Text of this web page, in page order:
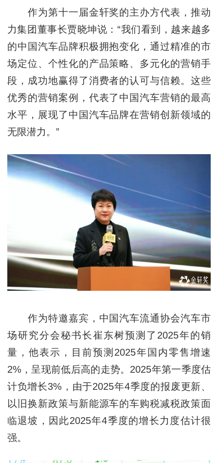
作为第十一届金轩奖的主办方代表，推动
力集团董事长贾晓坤说：“我们看到，越来越多
的中国汽车品牌积极拥抱变化，通过精准的市
场定位、个性化的产品策略、多元化的营销手
段，成功地赢得了消费者的认可与信赖。这些
优秀的营销案例，代表了中国汽车营销的最高
水平，展现了中国汽车品牌在营销创新领域的
无限潜力。”
作为特邀嘉宾，中国汽车流通协会汽车市
场研究分会秘书长崔东树预测了2025年的销
量，他表示，目前预测2025年国内零售增速
2%，呈现前低后高的走势。2025年第一季度估
计负增长3%，由于2025年4季度的报废更新、
以旧换新政策与新能源车的车购税减税政策面
临退坡，因此2025年4季度的增长力度估计很
强。